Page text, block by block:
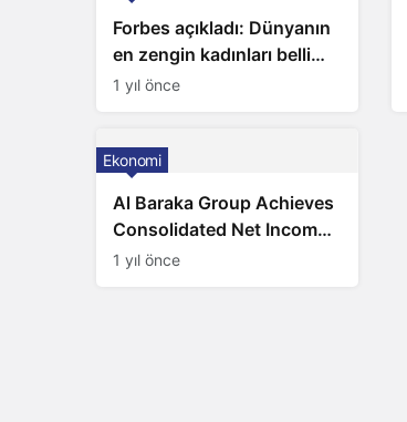
Forbes açıkladı: Dünyanın
en zengin kadınları belli
oldu
1 yıl önce
Al Baraka Group Achieves
Consolidated Net Income
of US$309 Million for the
Ekonomi
1 yıl önce